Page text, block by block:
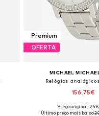
Premium
OFERTA
MICHAEL
Relógios
156,75€
Tamanhos disponíveis:
Preço original:
Último preço mais baixo: